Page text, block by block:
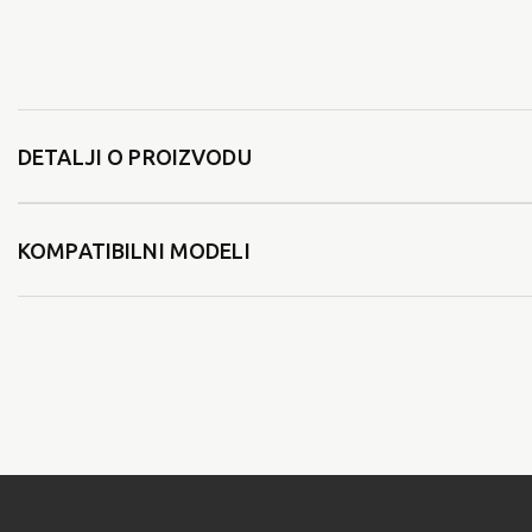
DETALJI O PROIZVODU
KOMPATIBILNI MODELI